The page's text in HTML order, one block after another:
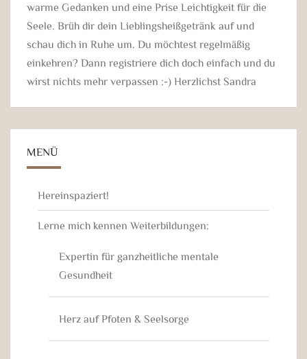
warme Gedanken und eine Prise Leichtigkeit für die
Seele. Brüh dir dein Lieblingsheißgetränk auf und
schau dich in Ruhe um. Du möchtest regelmäßig
einkehren? Dann registriere dich doch einfach und du
wirst nichts mehr verpassen :-) Herzlichst Sandra
MENÜ
Hereinspaziert!
Lerne mich kennen Weiterbildungen:
Expertin für ganzheitliche mentale
Gesundheit
Herz auf Pfoten & Seelsorge